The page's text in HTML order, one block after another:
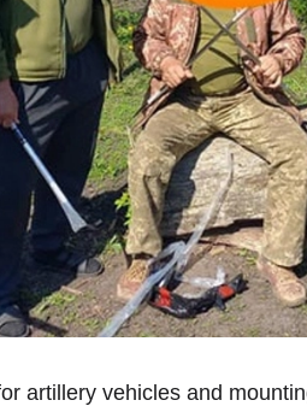
artillery vehicles and